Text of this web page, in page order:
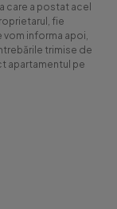
care a postat acel
fie
vom informa apoi,
trimise de
apartamentul pe